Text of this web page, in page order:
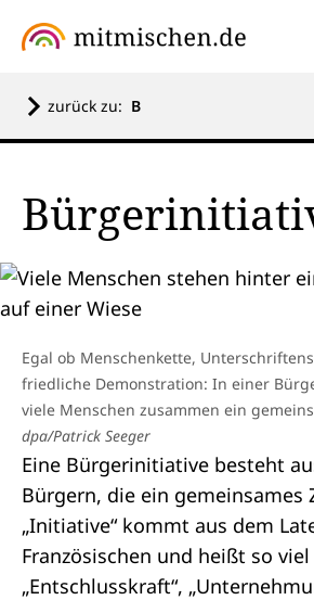
zurück zu: B
Egal ob Menschenkette,
friedliche Demonstration: In einer
viele Menschen zusammen ein
dpa/Patrick Seeger
Eine Bürgerinitiative besteht
Bürgern, die ein gemeinsames
„Initiative“ kommt aus dem
Französischen und heißt so
„Entschlusskraft“,